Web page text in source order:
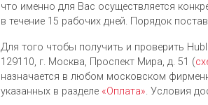
что именно для Вас осуществляется
в течение 15 рабочих дней. Порядок
Для того чтобы получить и проверить
129110, г. Москва, Проспект Мира, д. 51 (
назначается в любом московском
указанных в разделе «Оплата». Условия